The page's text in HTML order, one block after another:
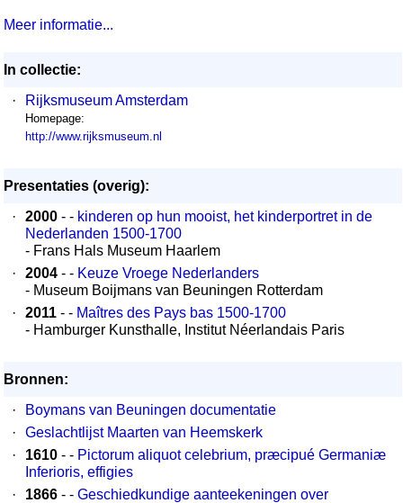
Meer informatie...
In collectie:
·
Rijksmuseum Amsterdam
Homepage:
http://www.rijksmuseum.nl
Presentaties (overig):
·
2000 - - kinderen op hun mooist, het kinderportret in de
Nederlanden 1500-1700
- Frans Hals Museum Haarlem
·
2004 - - Keuze Vroege Nederlanders
- Museum Boijmans van Beuningen Rotterdam
·
2011 - - Maîtres des Pays bas 1500-1700
- Hamburger Kunsthalle, Institut Néerlandais Paris
Bronnen:
·
Boymans van Beuningen documentatie
·
Geslachtlijst Maarten van Heemskerk
·
1610 - - Pictorum aliquot celebrium, præcipué Germaniæ
Inferioris, effigies
·
1866 - - Geschiedkundige aanteekeningen over